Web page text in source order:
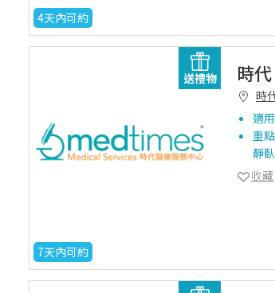
4天內可約
送禮物
7天內可約
時
時
適
重
靜
收藏